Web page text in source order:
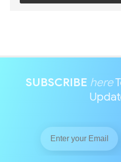
SUBSCRIBE here